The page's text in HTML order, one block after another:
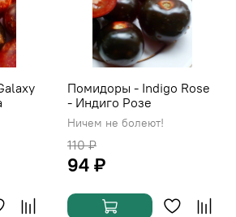
Помидоры - Indigo Rose
- Индиго Розе
Ничем не болеют!
110 ₽
94 ₽